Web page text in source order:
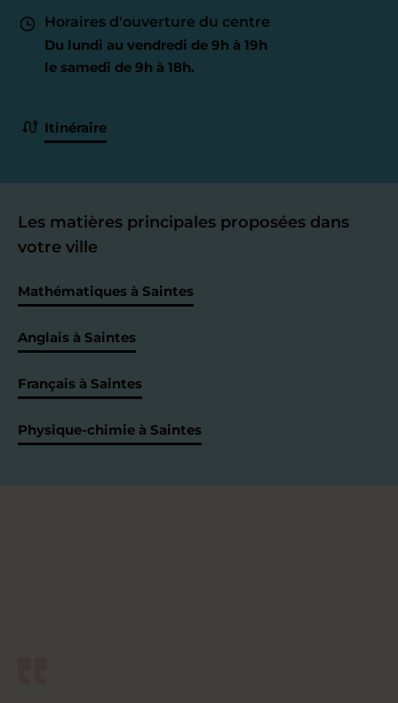
Horaires d'ouverture du centre
Du lundi au vendredi de 9h à 19h
le samedi de 9h à 18h.
Itinéraire
Les matières principales proposées dans
votre ville
Mathématiques à Saintes
Anglais à Saintes
Français à Saintes
Physique-chimie à Saintes